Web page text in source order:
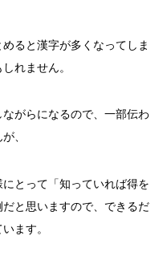
ると漢字が多くなってしま
れません。
がらになるので、一部伝わ
、
とって「知っていれば得を
と思いますので、できるだ
ます。